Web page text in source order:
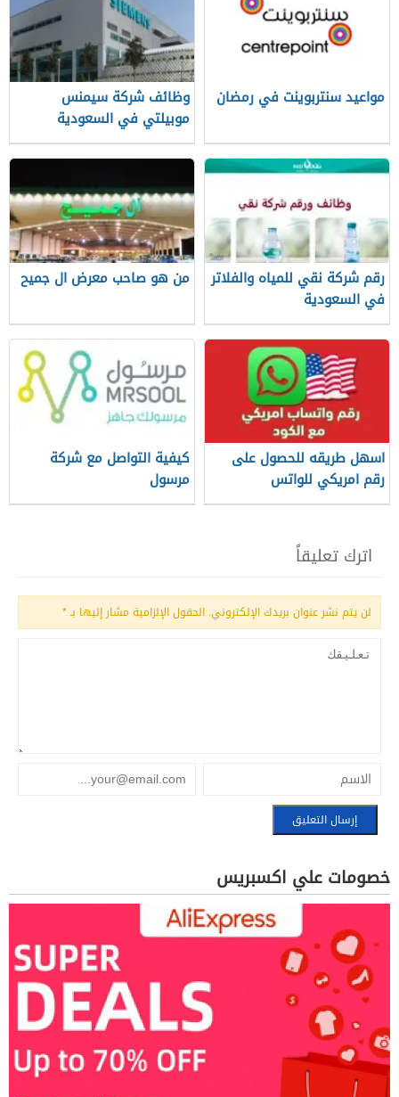
مواعيد سنتربوينت في رمضان
وظائف شركة سيمنس
موبيلتي في السعودية
وطريقة التقديم
رقم شركة نقي للمياه والفلاتر
في السعودية
من هو صاحب معرض ال جميح
اسهل طريقه للحصول على
رقم امريكي للواتس
كيفية التواصل مع شركة
مرسول
اترك تعليقاً
لن يتم نشر عنوان بريدك الإلكتروني. الحقول الإلزامية مشار إليها بـ*
خصومات علي اكسبريس